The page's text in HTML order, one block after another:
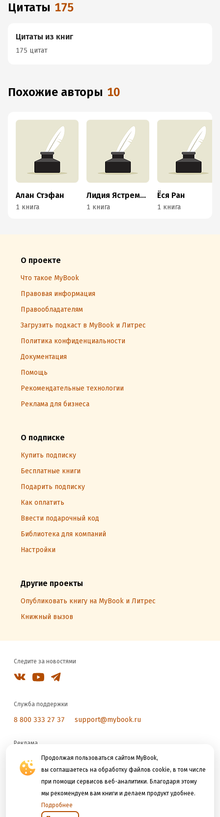
Продолжая пользоваться сайтом MyBook,
вы соглашаетесь на обработку файлов cookie, в том числе
при помощи сервисов веб-аналитики. Благодаря этому
мы рекомендуем вам книги и делаем продукт удобнее.
Подробнее
Цитаты 175
Цитаты из книг
175 цитат
Похожие авторы 10
Алан Стэфан
1 книга
Лидия Ястремская
1 книга
Ёся Ран
1 книга
О проекте
Что такое MyBook
Правовая информация
Правообладателям
Загрузить подкаст в MyBook и Литрес
Политика конфиденциальности
Документация
Помощь
Рекомендательные технологии
Реклама для бизнеса
О подписке
Купить подписку
Бесплатные книги
Подарить подписку
Как оплатить
Ввести подарочный код
Библиотека для компаний
Настройки
Другие проекты
Опубликовать книгу на MyBook и Литрес
Книжный вызов
Следите за новостями
Служба поддержки
8 800 333 27 37 support@mybook.ru
Реклама
reklama@litres.ru
Мы принимаем к оплате